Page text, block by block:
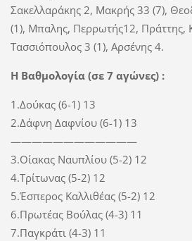
Σακελλαράκης 2, Μακρής 33 (7),
(1), Μπαλης, Περρωτής12, Πράττης,
Τασσιόπουλος 3 (1), Αρσένης 4.
Η Βαθμολογία (σε 7 αγώνες) :
1.Δούκας (6-1) 13
2.Δάφνη Δαφνίου (6-1) 13
————————————
3.Οίακας Ναυπλίου (5-2) 12
4.Τρίτωνας (5-2) 12
5.Έσπερος Καλλιθέας (5-2) 12
6.Πρωτέας Βούλας (4-3) 11
7.Παγκράτι (4-3) 11